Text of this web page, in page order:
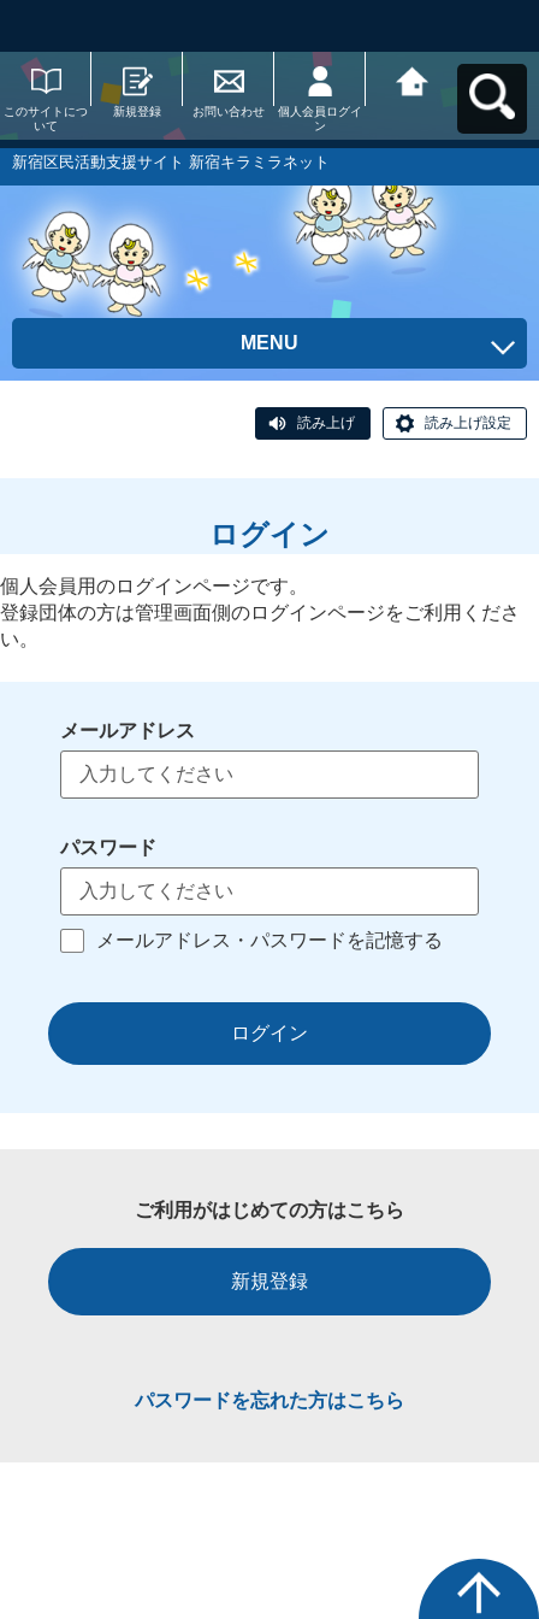
このサイトにつ
いて
新規登録 お問い合わせ
個人会員ログイ
ン
ラミラネットへ
新宿区民活動支援サイト 新宿キラミラネット
MENU
読み上げ 読み上げ設定
ログイン
個人会員用のログインページです。
登録団体の方は管理画面側のログインページをご利用くださ
い。
メールアドレス
パスワード
メールアドレス・パスワードを記憶する
ログイン
ご利用がはじめての方はこちら
新規登録
パスワードを忘れた方はこちら